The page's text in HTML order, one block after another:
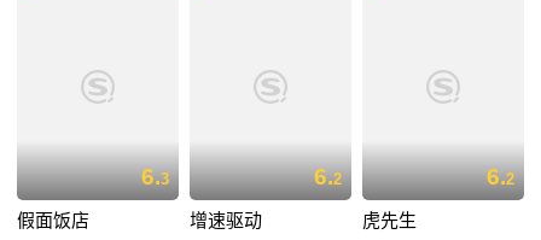
6.3
假面饭店
6.2
增速驱动
6.2
虎先生